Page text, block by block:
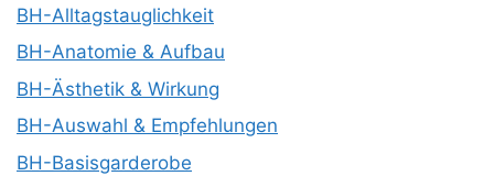
BH-Alltagstauglichkeit
BH-Anatomie & Aufbau
BH-Ästhetik & Wirkung
BH-Auswahl & Empfehlungen
BH-Basisgarderobe